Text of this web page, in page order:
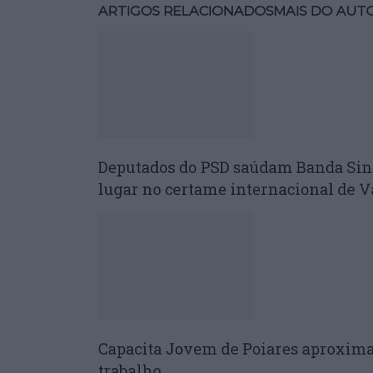
ARTIGOS RELACIONADOSMAIS DO
Deputados do PSD saúdam Banda
lugar no certame internacional de
Capacita Jovem de Poiares